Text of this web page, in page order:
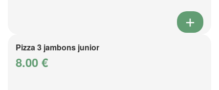
Pizza 3 jambons junior
8.00 €